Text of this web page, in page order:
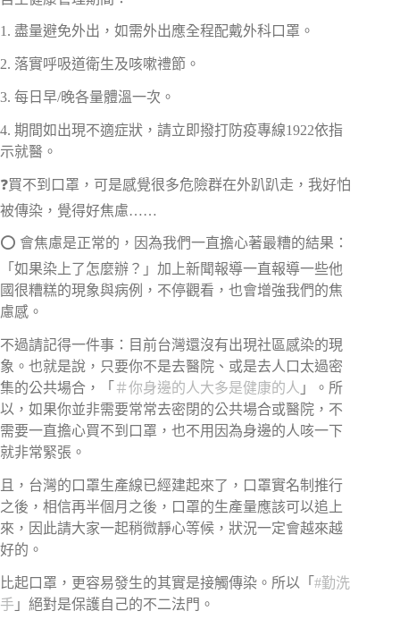
1. 盡量避免外出，如需外出應全程配戴外科口罩。
2. 落實呼吸道衛生及咳嗽禮節。
3. 每日早/晚各量體溫一次。
4. 期間如出現不適症狀，請立即撥打防疫專線1922依指
示就醫。
❓買不到口罩，可是感覺很多危險群在外趴趴走，我好怕
被傳染，覺得好焦慮……
⭕ 會焦慮是正常的，因為我們一直擔心著最糟的結果：
「如果染上了怎麼辦？」加上新聞報導一直報導一些他
國很糟糕的現象與病例，不停觀看，也會增強我們的焦
慮感。
不過請記得一件事：目前台灣還沒有出現社區感染的現
象。也就是說，只要你不是去醫院、或是去人口太過密
集的公共場合，「 ＃你身邊的人大多是健康的人 」。所
以，如果你並非需要常常去密閉的公共場合或醫院，不
需要一直擔心買不到口罩，也不用因為身邊的人咳一下
就非常緊張。
且，台灣的口罩生產線已經建起來了，口罩實名制推行
之後，相信再半個月之後，口罩的生產量應該可以追上
來，因此請大家一起稍微靜心等候，狀況一定會越來越
好的。
比起口罩，更容易發生的其實是接觸傳染。所以「 #勤洗
手 」絕對是保護自己的不二法門。